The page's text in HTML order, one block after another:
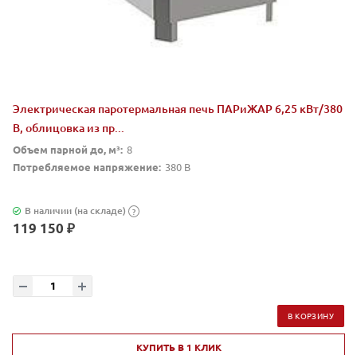
Электрическая паротермальная печь ПАРиЖАР 6,25 кВт/380
В, облицовка из пр...
Объем парной до, м³: 8
Потребляемое напряжение: 380 В
В наличии (на складе) ?
119 150 ₽
В КОРЗИНУ
КУПИТЬ В 1 КЛИК